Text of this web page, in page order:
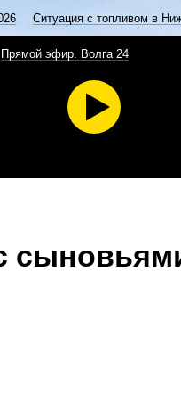
Ситуация с топливом в
Прямой эфир. Волга 24